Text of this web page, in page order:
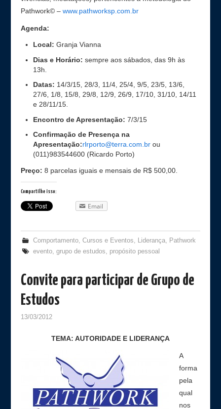
Pathwork© –www.pathworksp.com.br
Agenda:
Local:Granja Vianna
Dias e Horário: sempre aos sábados, das 9h às
13h.
Datas: 14/3/15, 28/3, 11/4, 25/4, 9/5, 23/5, 13/6,
27/6, 1/8, 15/8, 29/8, 12/9, 26/9, 17/10, 31/10, 14/11
e 28/11/15.
Encontro de Apresentação: 7/3/15
Confirmação de Presença na
Apresentação:rlrporto@terra.com.br ou
(011)983544600 (Ricardo Porto)
Preço:8 parcelas iguais e mensais de R$ 500,00.
Compartilhe isso:
Email
Comportamento, Cursos e Eventos Liderança,
Pathwork
evento, grupo de estudos propósito pessoal
Convite para participar de Grupo de
Estudos
13/03/2012
TEMA: AUTORIDADE E LIDERANÇA
A
forma
pela
qual
nos